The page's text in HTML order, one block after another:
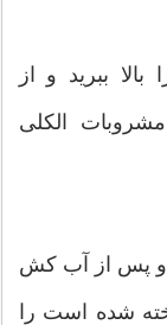
ببرید و از
الکلی
۴۵ دقیقه بپزید و پس از آب کش
شده است را